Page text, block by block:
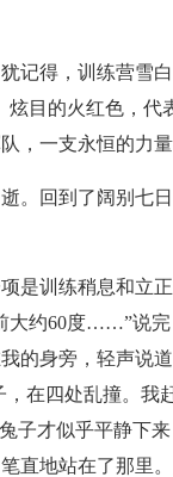
记得，训练营雪
目的火红色，代
，一支永恒的力量
。回到了阔别
是训练稍息和立
大约60度……”说
的身旁，轻声说
在四处乱撞。我
子才似乎平静下
直地站在了那里